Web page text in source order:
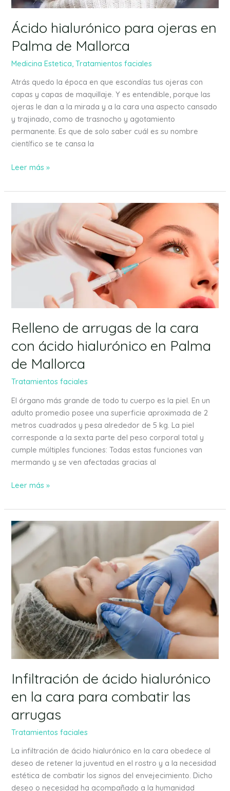
Ácido hialurónico para ojeras en
Palma de Mallorca
Medicina Estetica,Tratamientos faciales
Atrás quedo la época en que escondías tus ojeras con
capas y capas de maquillaje. Y es entendible, porque las
ojeras le dan a la mirada y a la cara una aspecto cansado
y trajinado, como de trasnocho y agotamiento
permanente. Es que de solo saber cuál es su nombre
científico se te cansa la
Leer más »
Relleno de arrugas de la cara
con ácido hialurónico en Palma
de Mallorca
Tratamientos faciales
El órgano más grande de todo tu cuerpo es la piel. En un
adulto promedio posee una superficie aproximada de 2
metros cuadrados y pesa alrededor de 5 kg. La piel
corresponde a la sexta parte del peso corporal total y
cumple múltiples funciones: Todas estas funciones van
mermando y se ven afectadas gracias al
arrugas
la
cara
hialurónico
Palma
de
Leer más »
Infiltración de ácido hialurónico
en la cara para combatir las
arrugas
Tratamientos faciales
La infiltración de ácido hialurónico en la cara obedece al
deseo de retener la juventud en el rostro y a la necesidad
estética de combatir los signos del envejecimiento. Dicho
deseo o necesidad ha acompañado a la humanidad
Infiltración
de
ácido
hialurónico
en
la
cara
para
combatir
las
arrugas